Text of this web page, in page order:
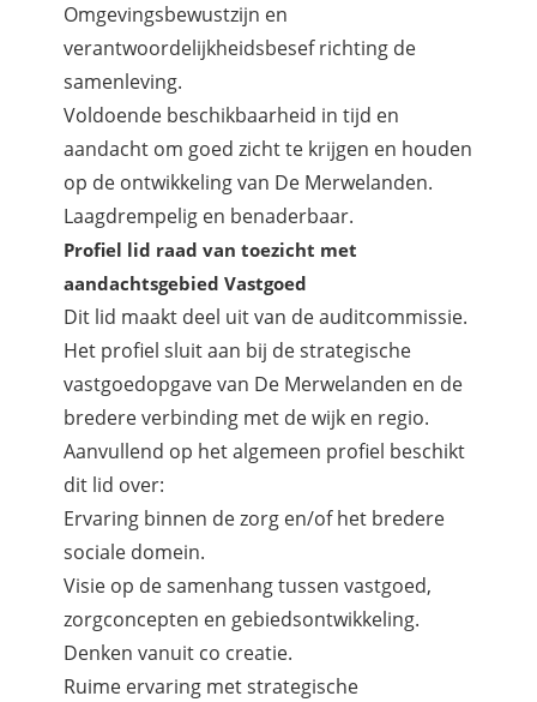
Omgevingsbewustzijn en
verantwoordelijkheidsbesef richting de
samenleving.
Voldoende beschikbaarheid in tijd en
aandacht om goed zicht te krijgen en houden
op de ontwikkeling van De Merwelanden.
Laagdrempelig en benaderbaar.
Profiel lid raad van toezicht met
aandachtsgebied Vastgoed
Dit lid maakt deel uit van de auditcommissie.
Het profiel sluit aan bij de strategische
vastgoedopgave van De Merwelanden en de
bredere verbinding met de wijk en regio.
Aanvullend op het algemeen profiel beschikt
dit lid over:
Ervaring binnen de zorg en/of het bredere
sociale domein.
Visie op de samenhang tussen vastgoed,
zorgconcepten en gebiedsontwikkeling.
Denken vanuit co creatie.
Ruime ervaring met strategische